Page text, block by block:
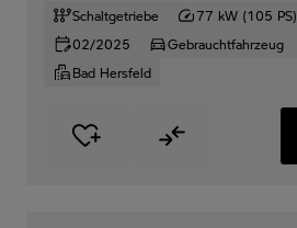
Schaltgetriebe 77 kW (105 PS)
02/2025
Gebrauchtfahrzeug
Bad Hersfeld